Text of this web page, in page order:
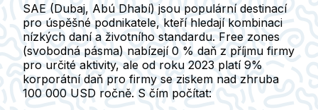
SAE (Dubaj, Abú Dhabí) jsou populární destinací
pro úspěšné podnikatele, kteří hledají kombinaci
nízkých daní a životního standardu. Free zones
(svobodná pásma) nabízejí 0 % daň z příjmu firmy
pro určité aktivity, ale od roku 2023 platí 9%
korporátní daň pro firmy se ziskem nad zhruba
100 000 USD ročně. S čím počítat: